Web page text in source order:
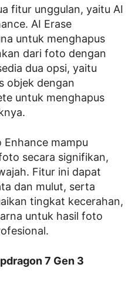
fitur unggulan, yaitu AI
AI Erase
untuk menghapus
dari foto dengan
dua opsi, yaitu
objek dengan
untuk menghapus
Enhance mampu
secara signifikan,
Fitur ini dapat
dan mulut, serta
tingkat kecerahan,
untuk hasil foto
7 Gen 3